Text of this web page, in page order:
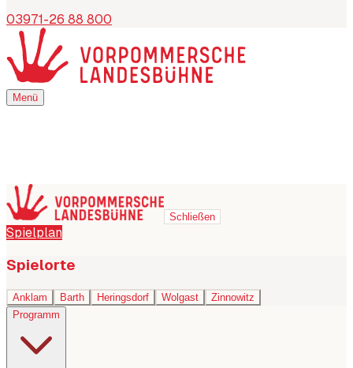
03971-26 88 800
Menü
Menü
Schließen
Spielplan
Spielorte
Anklam Barth Heringsdorf Wolgast
Zinnowitz
Programm